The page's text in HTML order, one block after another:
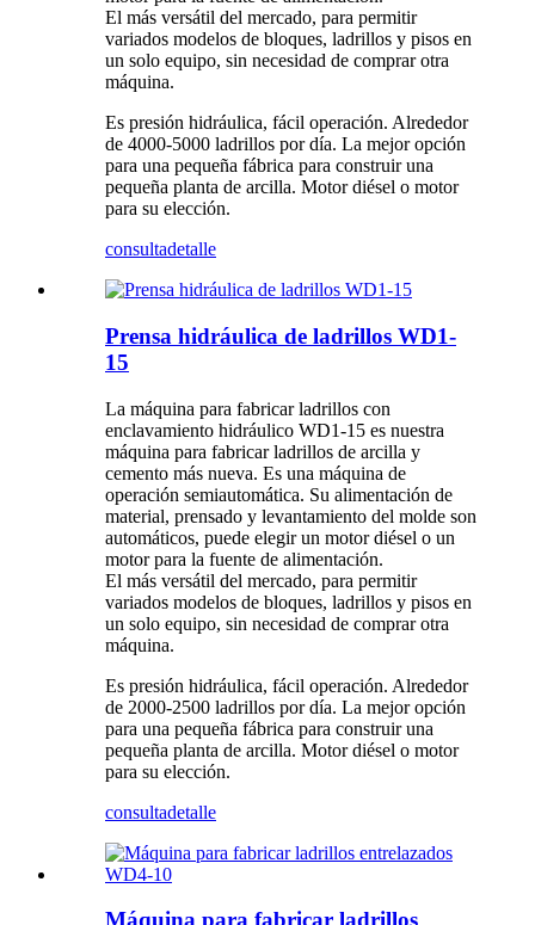
El más versátil del mercado, para permitir
variados modelos de bloques, ladrillos y pisos en
un solo equipo, sin necesidad de comprar otra
máquina.
Es presión hidráulica, fácil operación. Alrededor
de 4000-5000 ladrillos por día. La mejor opción
para una pequeña fábrica para construir una
pequeña planta de arcilla. Motor diésel o motor
para su elección.
consultadetalle
Prensa hidráulica de ladrillos WD1-
15
La máquina para fabricar ladrillos con
enclavamiento hidráulico WD1-15 es nuestra
máquina para fabricar ladrillos de arcilla y
cemento más nueva. Es una máquina de
operación semiautomática. Su alimentación de
material, prensado y levantamiento del molde son
automáticos, puede elegir un motor diésel o un
motor para la fuente de alimentación.
El más versátil del mercado, para permitir
variados modelos de bloques, ladrillos y pisos en
un solo equipo, sin necesidad de comprar otra
máquina.
Es presión hidráulica, fácil operación. Alrededor
de 2000-2500 ladrillos por día. La mejor opción
para una pequeña fábrica para construir una
pequeña planta de arcilla. Motor diésel o motor
para su elección.
consultadetalle